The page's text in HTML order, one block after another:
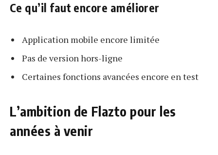
Ce qu’il faut encore améliorer
Application mobile encore limitée
Pas de version hors-ligne
Certaines fonctions avancées encore en test
L’ambition de Flazto pour les
années à venir